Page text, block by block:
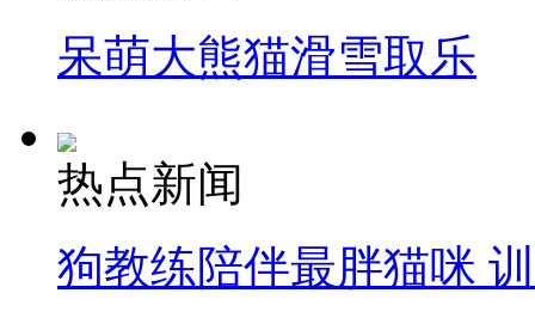
呆萌大熊猫滑雪取乐
热点新闻
狗教练陪伴最胖猫咪